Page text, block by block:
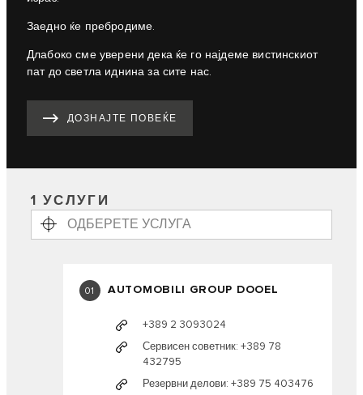
Заедно ќе пребродиме.
Длабоко сме уверени дека ќе го најдеме вистинскиот
пат до светла иднина за сите нас.
ДОЗНАЈТЕ ПОВЕЌЕ
1 УСЛУГИ
01 AUTOMOBILI GROUP DOOEL
+389 2 3093024
Сервисен советник: +389 78
432795
Резервни делови: +389 75 403476